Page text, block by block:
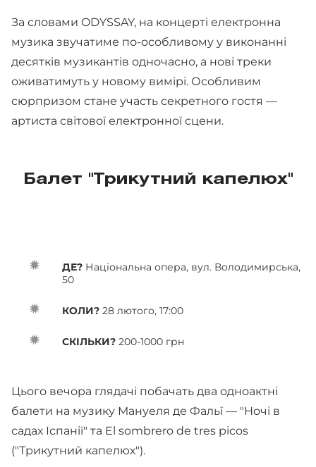
За словами ODYSSAY, на концерті електронна
музика звучатиме по-особливому у виконанні
десятків музикантів одночасно, а нові треки
оживатимуть у новому вимірі. Особливим
сюрпризом стане участь секретного гостя —
артиста світової електронної сцени.
Балет "Трикутний капелюх"
ДЕ? Національна опера, вул. Володимирська,
50
КОЛИ? 28 лютого, 17:00
СКІЛЬКИ? 200-1000 грн
Цього вечора глядачі побачать два одноактні
балети на музику Мануеля де Фальї — "Ночі в
садах Іспанії" та El sombrero de tres picos
("Трикутний капелюх").